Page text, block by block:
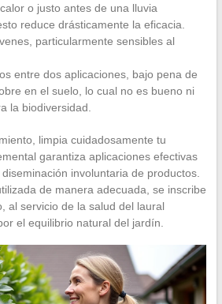
o justo antes de una lluvia
reduce drásticamente la eficacia.
particularmente sensibles al
entre dos aplicaciones, bajo pena de
en el suelo, lo cual no es bueno ni
la biodiversidad.
limpia cuidadosamente tu
garantiza aplicaciones efectivas
involuntaria de productos.
de manera adecuada, se inscribe
al servicio de la salud del laural
el equilibrio natural del jardín.